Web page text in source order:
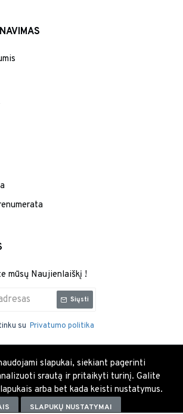
mūsų Naujienlaiškį !
Siųsti
su Privatumo politika
slapukai, siekiant pagerinti
srautą ir pritaikyti turinį. Galite
arba bet kada keisti nustatymus.
SLAPUKŲ NUSTATYMAI